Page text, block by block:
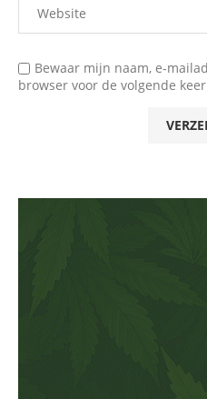
Bewaar mijn naam, e-
browser voor de volgende